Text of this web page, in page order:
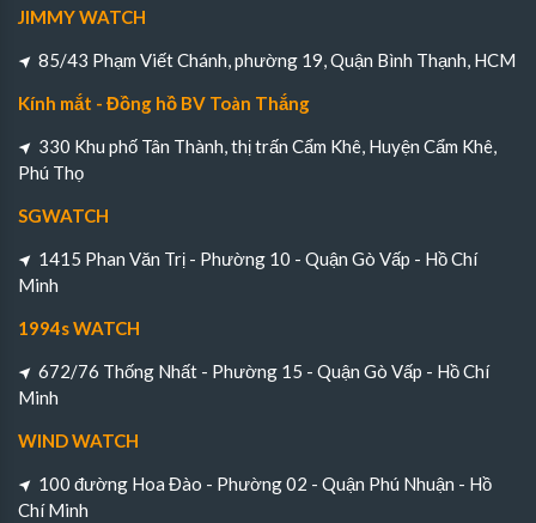
JIMMY WATCH
85/43 Phạm Viết Chánh, phường 19, Quận Bình Thạnh, HCM
Kính mắt - Đồng hồ BV Toàn Thắng
330 Khu phố Tân Thành, thị trấn Cẩm Khê, Huyện Cẩm Khê,
Phú Thọ
SGWATCH
1415 Phan Văn Trị - Phường 10 - Quận Gò Vấp - Hồ Chí
Minh
1994s WATCH
672/76 Thống Nhất - Phường 15 - Quận Gò Vấp - Hồ Chí
Minh
WIND WATCH
100 đường Hoa Đào - Phường 02 - Quận Phú Nhuận - Hồ
Chí Minh